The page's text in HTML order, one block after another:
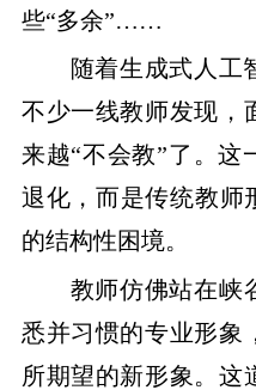
些“多余”……
随着生成式人工
不少一线教师发现，
来越“不会教”了。这
退化，而是传统教师
的结构性困境。
教师仿佛站在
悉并习惯的专业形象
所期望的新形象。这